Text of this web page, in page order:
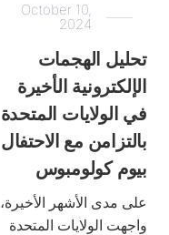
October 10,
2024
تحليل الهجمات
الإلكترونية الأخيرة
في الولايات المتحدة
بالتزامن مع الاحتفال
بيوم كولومبوس
على مدى الأشهر الأخيرة،
واجهت الولايات المتحدة